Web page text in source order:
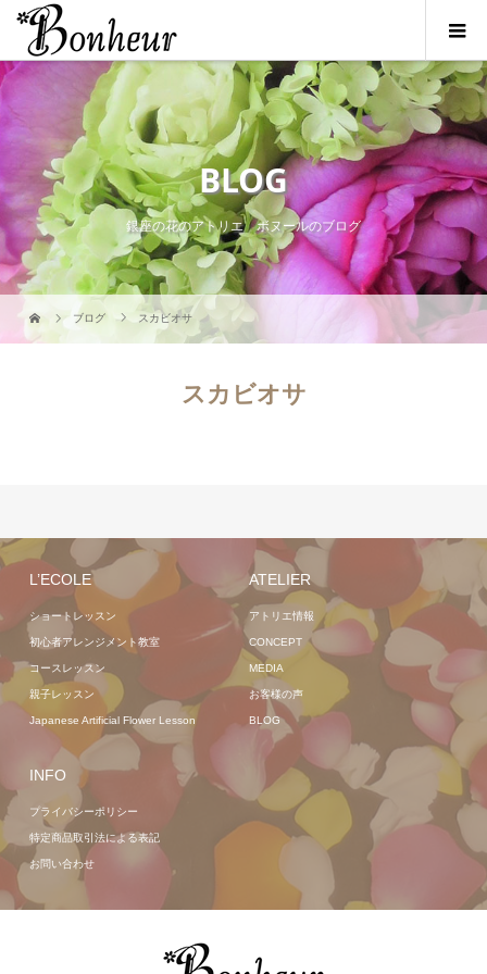
BLOG
銀座の花のアトリエ ボヌールのブログ
ブログ スカビオサ
スカビオサ
L’ECOLE
ショートレッスン
初心者アレンジメント教室
コースレッスン
親子レッスン
Japanese Artificial Flower Lesson
ATELIER
アトリエ情報
CONCEPT
MEDIA
お客様の声
BLOG
INFO
プライバシーポリシー
特定商品取引法による表記
お問い合わせ